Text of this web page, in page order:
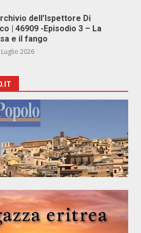
dell’Ispettore Di
| 46909 -Episodio 3 – La
e il fango
Luglio 2026